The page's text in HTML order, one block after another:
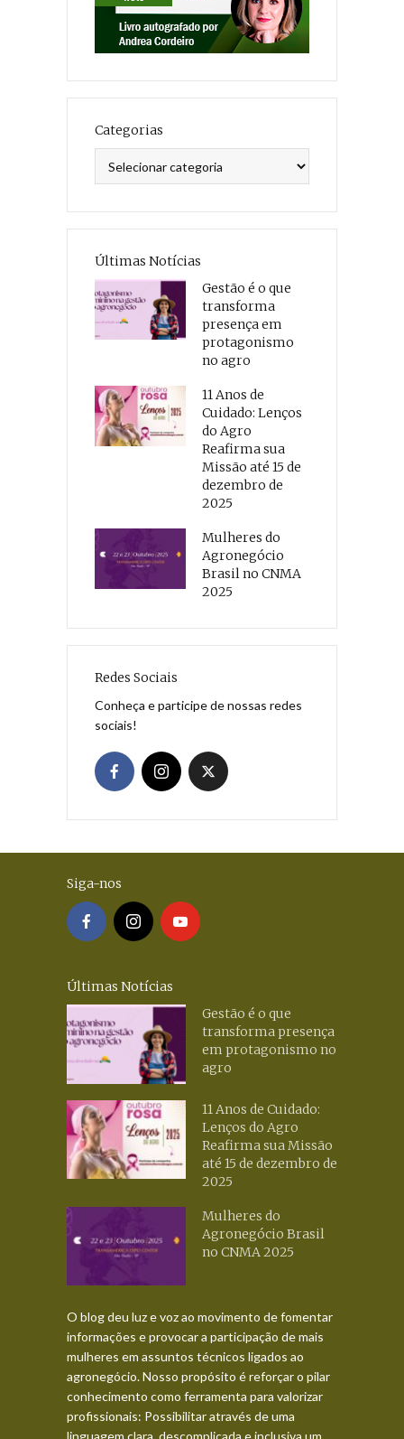
Categorias
Últimas Notícias
Gestão é o que
transforma
presença em
protagonismo
no agro
11 Anos de
Cuidado: Lenços
do Agro
Reafirma sua
Missão até 15 de
dezembro de
2025
Mulheres do
Agronegócio
Brasil no CNMA
2025
Redes Sociais
Conheça e participe de nossas redes
sociais!
Siga-nos
Últimas Notícias
Gestão é o que
transforma presença
em protagonismo no
agro
11 Anos de Cuidado:
Lenços do Agro
Reafirma sua Missão
até 15 de dezembro de
2025
Mulheres do
Agronegócio Brasil
no CNMA 2025
O blog deu luz e voz ao movimento de fomentar
informações e provocar a participação de mais
mulheres em assuntos técnicos ligados ao
agronegócio. Nosso propósito é reforçar o pilar
conhecimento como ferramenta para valorizar
profissionais: Possibilitar através de uma